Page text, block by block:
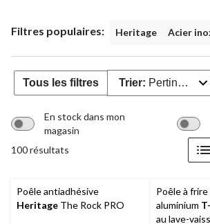
Filtres populaires: Heritage Acier
Tous les filtres Trier: Pertinence
En stock dans mon
magasin
100 résultats
Poêle antiadhésive
Heritage The Rock PRO
Poêle à
aluminium
au lave-